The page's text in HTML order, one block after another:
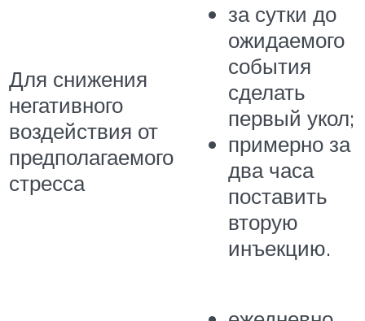
Для снижения
негативного
воздействия от
предполагаемого
стресса
за сутки до
ожидаемого
события
сделать
первый укол;
примерно за
два часа
поставить
вторую
инъекцию.